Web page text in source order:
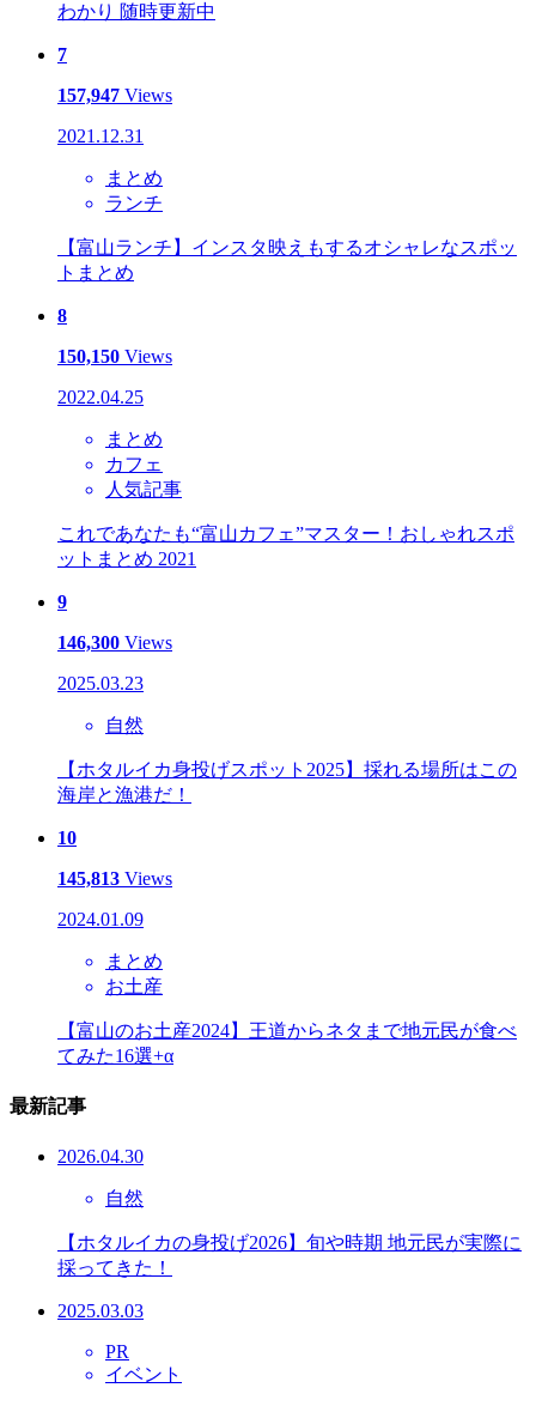
わかり 随時更新中
7
157,947 Views
2021.12.31
まとめ
ランチ
【富山ランチ】インスタ映えもするオシャレなスポッ
トまとめ
8
150,150 Views
2022.04.25
まとめ
カフェ
人気記事
これであなたも“富山カフェ”マスター！おしゃれスポ
ットまとめ 2021
9
146,300 Views
2025.03.23
自然
【ホタルイカ身投げスポット2025】採れる場所はこの
海岸と漁港だ！
10
145,813 Views
2024.01.09
まとめ
お土産
【富山のお土産2024】王道からネタまで地元民が食べ
てみた16選+α
最新記事
2026.04.30
自然
【ホタルイカの身投げ2026】旬や時期 地元民が実際に
採ってきた！
2025.03.03
PR
イベント